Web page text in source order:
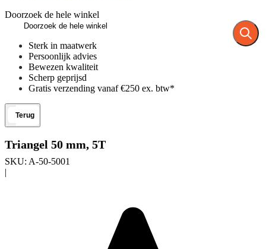
Doorzoek de hele winkel
Sterk in maatwerk
Persoonlijk advies
Bewezen kwaliteit
Scherp geprijsd
Gratis verzending vanaf €250 ex. btw*
Terug
Triangel 50 mm, 5T
SKU: A-50-5001
|